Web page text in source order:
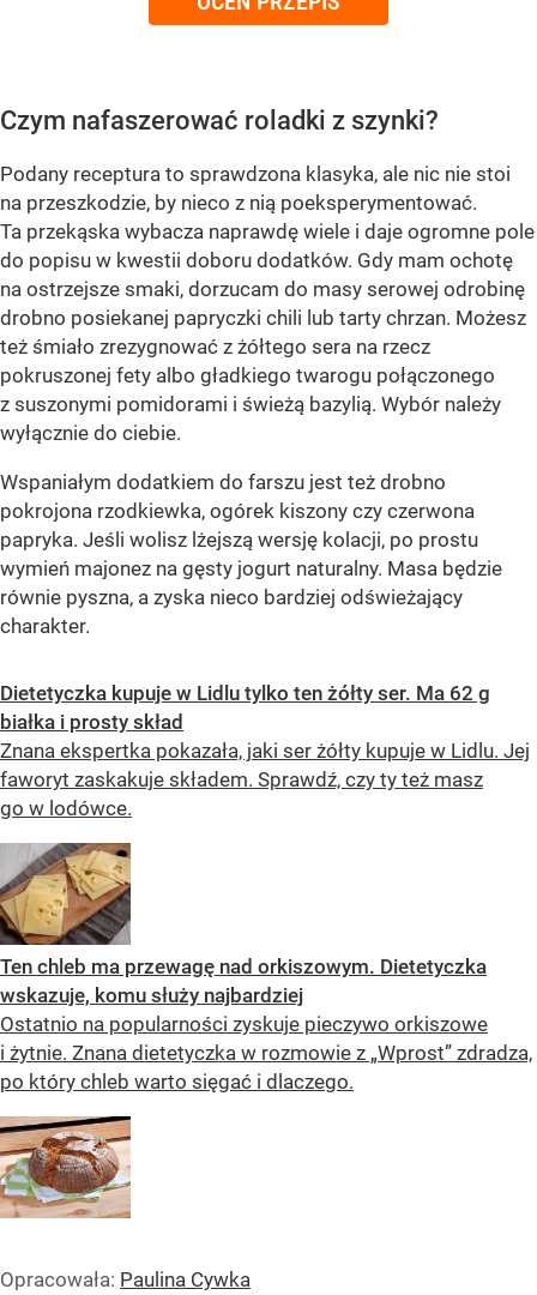
Czym nafaszerować roladki z szynki?
Podany receptura to sprawdzona klasyka, ale nic nie stoi
na przeszkodzie, by nieco z nią poeksperymentować.
Ta przekąska wybacza naprawdę wiele i daje ogromne pole
do popisu w kwestii doboru dodatków. Gdy mam ochotę
na ostrzejsze smaki, dorzucam do masy serowej odrobinę
drobno posiekanej papryczki chili lub tarty chrzan. Możesz
też śmiało zrezygnować z żółtego sera na rzecz
pokruszonej fety albo gładkiego twarogu połączonego
z suszonymi pomidorami i świeżą bazylią. Wybór należy
wyłącznie do ciebie.
Wspaniałym dodatkiem do farszu jest też drobno
pokrojona rzodkiewka, ogórek kiszony czy czerwona
papryka. Jeśli wolisz lżejszą wersję kolacji, po prostu
wymień majonez na gęsty jogurt naturalny. Masa będzie
równie pyszna, a zyska nieco bardziej odświeżający
charakter.
Dietetyczka kupuje w Lidlu tylko ten żółty ser. Ma 62 g
białka i prosty skład
Znana ekspertka pokazała, jaki ser żółty kupuje w Lidlu. Jej
faworyt zaskakuje składem. Sprawdź, czy ty też masz
go w lodówce.
Ten chleb ma przewagę nad orkiszowym. Dietetyczka
wskazuje, komu służy najbardziej
Ostatnio na popularności zyskuje pieczywo orkiszowe
i żytnie. Znana dietetyczka w rozmowie z „Wprost” zdradza,
po który chleb warto sięgać i dlaczego.
Opracowała: Paulina Cywka